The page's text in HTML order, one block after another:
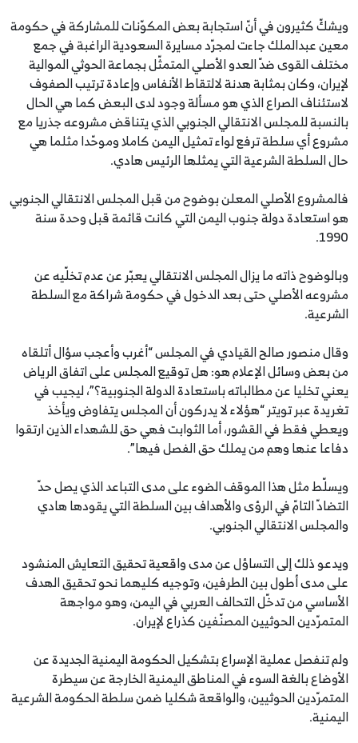
ويشكّ كثيرون في أنّ استجابة بعض المكوّنات للمشاركة في حكومة
معين عبدالملك جاءت لمجرّد مسايرة السعودية الراغبة في جمع
مختلف القوى ضدّ العدو الأصلي المتمثّل بجماعة الحوثي الموالية
لإيران، وكان بمثابة هدنة لالتقاط الأنفاس وإعادة ترتيب الصفوف
لاستئناف الصراع الذي هو مسألة وجود لدى البعض كما هي الحال
بالنسبة للمجلس الانتقالي الجنوبي الذي يتناقض مشروعه جذريا مع
مشروع أي سلطة ترفع لواء تمثيل اليمن كاملا وموحّدا مثلما هي
حال السلطة الشرعية التي يمثلها الرئيس هادي.
فالمشروع الأصلي المعلن بوضوح من قبل المجلس الانتقالي الجنوبي
هو استعادة دولة جنوب اليمن التي كانت قائمة قبل وحدة سنة
1990.
وبالوضوح ذاته ما يزال المجلس الانتقالي يعبّر عن عدم تخلّيه عن
مشروعه الأصلي حتى بعد الدخول في حكومة شراكة مع السلطة
الشرعية.
وقال منصور صالح القيادي في المجلس “أغرب وأعجب سؤال أتلقاه
من بعض وسائل الإعلام هو: هل توقيع المجلس على اتفاق الرياض
يعني تخليا عن مطالباته باستعادة الدولة الجنوبية؟”، ليجيب في
تغريدة عبر تويتر “هؤلاء لا يدركون أن المجلس يتفاوض ويأخذ
ويعطي فقط في القشور، أما الثوابت فهي حق للشهداء الذين ارتقوا
دفاعا عنها وهم من يملك حق الفصل فيها”.
ويسلّط مثل هذا الموقف الضوء على مدى التباعد الذي يصل حدّ
التضادّ التامّ في الرؤى والأهداف بين السلطة التي يقودها هادي
والمجلس الانتقالي الجنوبي.
ويدعو ذلك إلى التساؤل عن مدى واقعية تحقيق التعايش المنشود
على مدى أطول بين الطرفين، وتوجيه كليهما نحو تحقيق الهدف
الأساسي من تدخّل التحالف العربي في اليمن، وهو مواجهة
المتمرّدين الحوثيين المصنّفين كذراع لإيران.
ولم تنفصل عملية الإسراع بتشكيل الحكومة اليمنية الجديدة عن
الأوضاع بالغة السوء في المناطق اليمنية الخارجة عن سيطرة
المتمرّدين الحوثيين، والواقعة شكليا ضمن سلطة الحكومة الشرعية
اليمنية.